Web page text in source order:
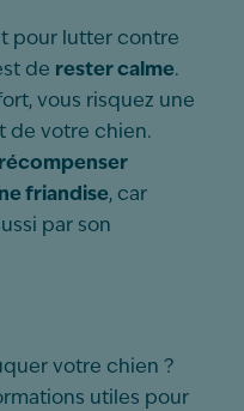
pour lutter contre
de rester calme.
vous risquez une
de votre chien.
récompenser
friandise, car
par son
votre chien ?
utiles pour